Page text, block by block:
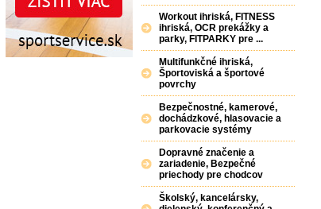
Workout ihriská, FITNESS
ihriská, OCR prekážky a
parky, FITPARKY pre ...
Multifunkčné ihriská,
Športoviská a športové
povrchy
Bezpečnostné, kamerové,
dochádzkové, hlasovacie a
parkovacie systémy
Dopravné značenie a
zariadenie, Bezpečné
priechody pre chodcov
Školský, kancelársky,